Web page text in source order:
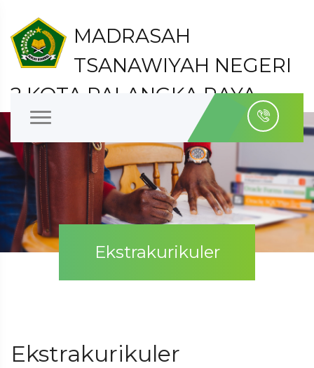
MADRASAH
TSANAWIYAH NEGERI
2 KOTA PALANGKA RAYA
Kelurahan Bukit Tunggal Kecamatan Jekan Raya
Ekstrakurikuler
Ekstrakurikuler